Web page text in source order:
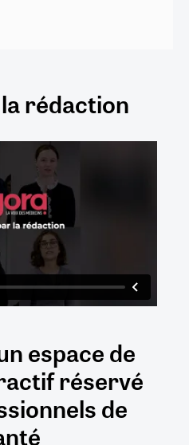
rédaction
espace de
réservé
de